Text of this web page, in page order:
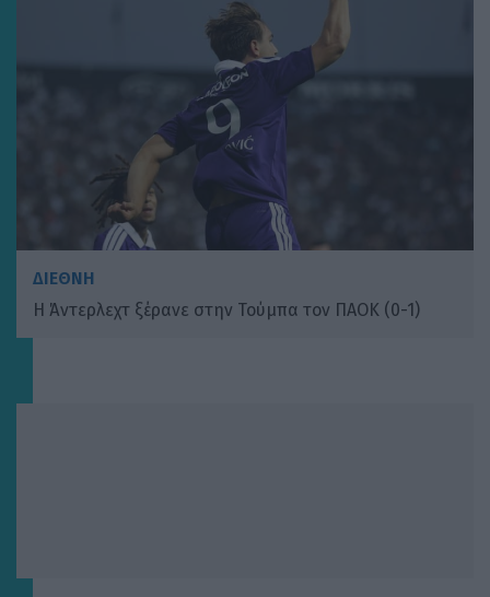
ΔΙΕΘΝΗ
Η Άντερλεχτ ξέρανε στην Τούμπα τον ΠΑΟΚ (0-1)